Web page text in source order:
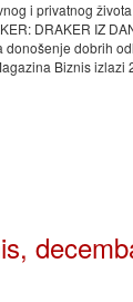
i privatnog života
DRAKER IZ
donošenje dobrih
Biznis izlazi